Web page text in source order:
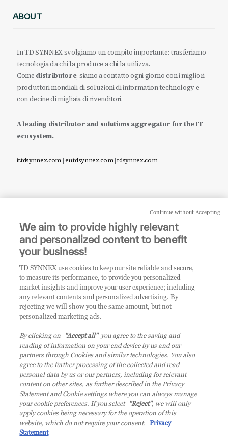
ABOUT
In TD SYNNEX svolgiamo un compito importante: trasferiamo
tecnologia da chi la produce a chi la utilizza.
Come distributore, siamo a contatto ogni giorno con i migliori
produttori mondiali di soluzioni di information technology e
con decine di migliaia di rivenditori.
A leading distributor and solutions aggregator for the IT
ecosystem.
it.tdsynnex.com|eu.tdsynnex.com|tdsynnex.com
Sei un rivenditore di tecnologia e desideri acquistare
i prodotti o le soluzioni trattate sul blog?
CLICCA QUI E DIVENTA
CLIENTE TD SYNNEX
© 2026 TD SYNNEX Italy S.r.l. - Sede legale: via Luigi Russolo 9, 20138 Milano
(MI) - Numero di iscrizione al Registro delle Imprese di Milano e Codice Fiscale:
07092780159 - P.IVA: 07092780159 - Eur 12.569.000,00 i.v - TD SYNNEX e TD
We aim to provide highly relevant
and personalized content to benefit
your business!
TD SYNNEX use cookies to keep our site reliable and secure,
to measure its performance, to provide you personalized
market insights and improve your user experience; including
any relevant contents and personalized advertising. By
rejecting we will show you the same amount, but not
personalized marketing ads.
By clicking on "Accept all"you agree to the saving and
reading of information on your end device by us and our
partners through Cookies and similar technologies. You also
agree to the further processing of the collected and read
personal data by us or our partners, including for relevant
content on other sites, as further described in the Privacy
Statement and Cookie settings where you can always manage
your cookie preferences. If you select "Reject", we will only
apply cookies being necessary for the operation of this
website, which do not require your consent. Privacy
Statement
Continue without Accepting